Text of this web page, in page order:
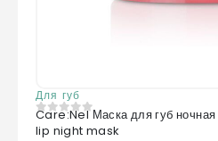
Для губ
0из 5
Care:Nel Маска для губ
lip night mask